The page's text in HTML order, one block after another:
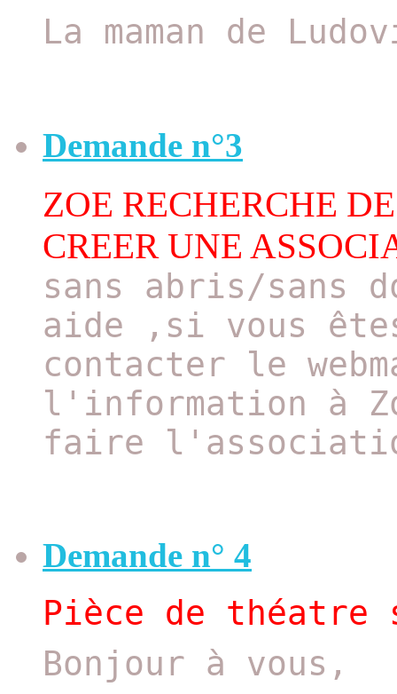
La maman de
Demande n°3
ZOE RECHERCHE
CREER UNE
sans abris/sans
aide ,si vous
contacter le
l'information à
faire
Demande n° 4
Pièce de théatre
Bonjour à vous,